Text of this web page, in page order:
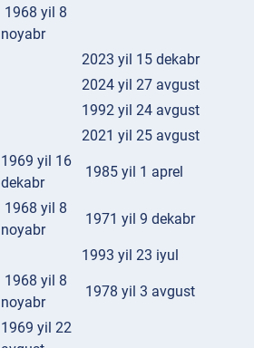
1968 yil 8
noyabr
2023 yil 15 dekabr
2024 yil 27 avgust
1992 yil 24 avgust
2021 yil 25 avgust
1969 yil 16
dekabr
1985 yil 1 aprel
1968 yil 8
noyabr
1971 yil 9 dekabr
1993 yil 23 iyul
1968 yil 8
noyabr
1978 yil 3 avgust
1969 yil 22